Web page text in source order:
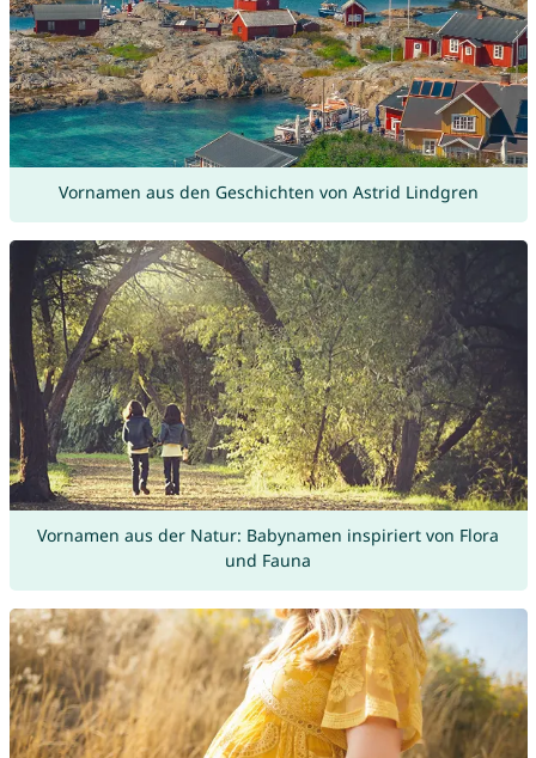
Vornamen aus den Geschichten von Astrid Lindgren
Vornamen aus der Natur: Babynamen inspiriert von Flora
und Fauna